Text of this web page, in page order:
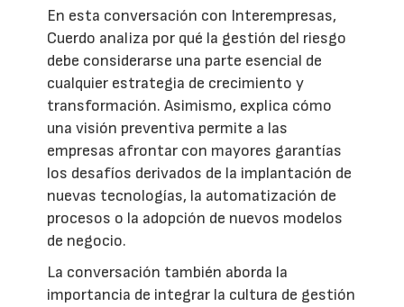
En esta conversación con Interempresas,
Cuerdo analiza por qué la gestión del riesgo
debe considerarse una parte esencial de
cualquier estrategia de crecimiento y
transformación. Asimismo, explica cómo
una visión preventiva permite a las
empresas afrontar con mayores garantías
los desafíos derivados de la implantación de
nuevas tecnologías, la automatización de
procesos o la adopción de nuevos modelos
de negocio.
La conversación también aborda la
importancia de integrar la cultura de gestión